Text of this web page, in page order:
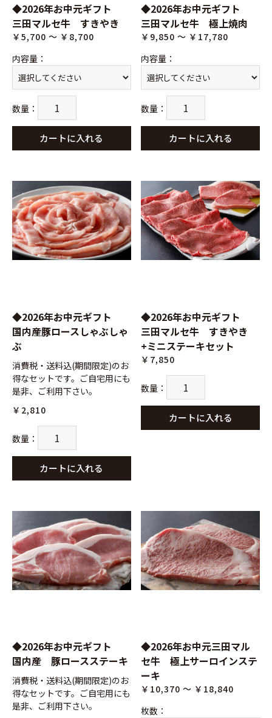
◆2026年お中元ギフト
三田マルセ牛 すきやき
￥5,700 ～ ￥8,700
内容量 ：
数量 ：
カートに入れる
◆2026年お中元ギフト
三田マルセ牛 極上焼肉
￥9,850 ～ ￥17,780
内容量 ：
数量 ：
カートに入れる
◆2026年お中元ギフト
国内産豚ロースしゃぶしゃ
ぶ
消費税・送料込(期間限定)のお
得なセットです。ご自宅用にも
是非、ご利用下さい。
￥2,810
数量 ：
カートに入れる
◆2026年お中元ギフト
三田マルセ牛 すきやき
+ミニステーキセット
￥7,850
数量 ：
カートに入れる
◆2026年お中元ギフト
国内産 豚ロースステーキ
消費税・送料込(期間限定)のお
得なセットです。ご自宅用にも
是非、ご利用下さい。
◆2026年お中元三田マル
セ牛 極上サーロインステ
ーキ
￥10,370 ～ ￥18,840
枚数 ：